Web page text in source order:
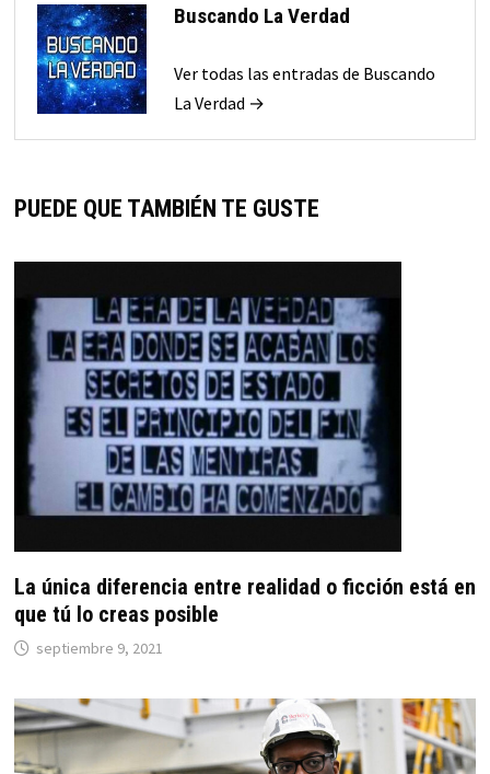
Buscando La Verdad
Ver todas las entradas de Buscando
La Verdad →
PUEDE QUE TAMBIÉN TE GUSTE
La única diferencia entre realidad o ficción está en
que tú lo creas posible
septiembre 9, 2021